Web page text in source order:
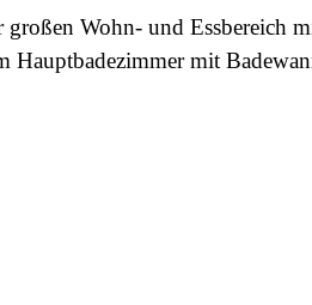
Wohn- und Essbereich
Hauptbadezimmer mit